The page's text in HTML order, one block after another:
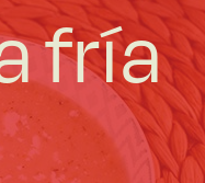
fría